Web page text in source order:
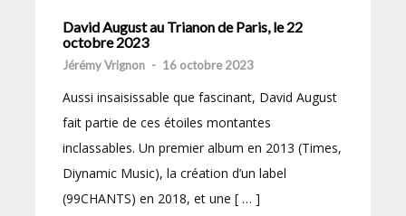
David August au Trianon de Paris, le 22
octobre 2023
Jérémy Vrignon - 16 octobre 2023
Aussi insaisissable que fascinant, David August
fait partie de ces étoiles montantes
inclassables. Un premier album en 2013 (Times,
Diynamic Music), la création d’un label
(99CHANTS) en 2018, et une [ … ]